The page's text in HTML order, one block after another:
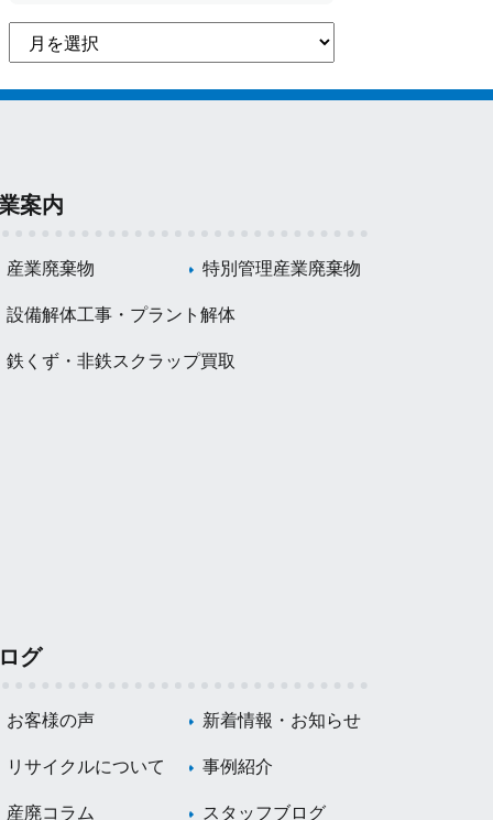
案内
産業廃棄物 特別管理産業廃棄物
設備解体工事・プラント解体
鉄くず・非鉄スクラップ買取
グ
お客様の声 新着情報・お知らせ
リサイクルについて 事例紹介
産廃コラム スタッフブログ